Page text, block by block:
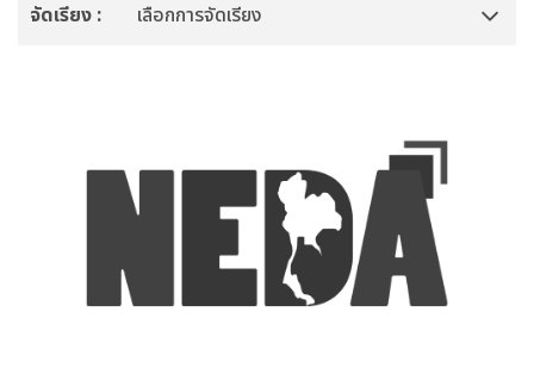
จัดเรียง : เลือกการจัดเรียง